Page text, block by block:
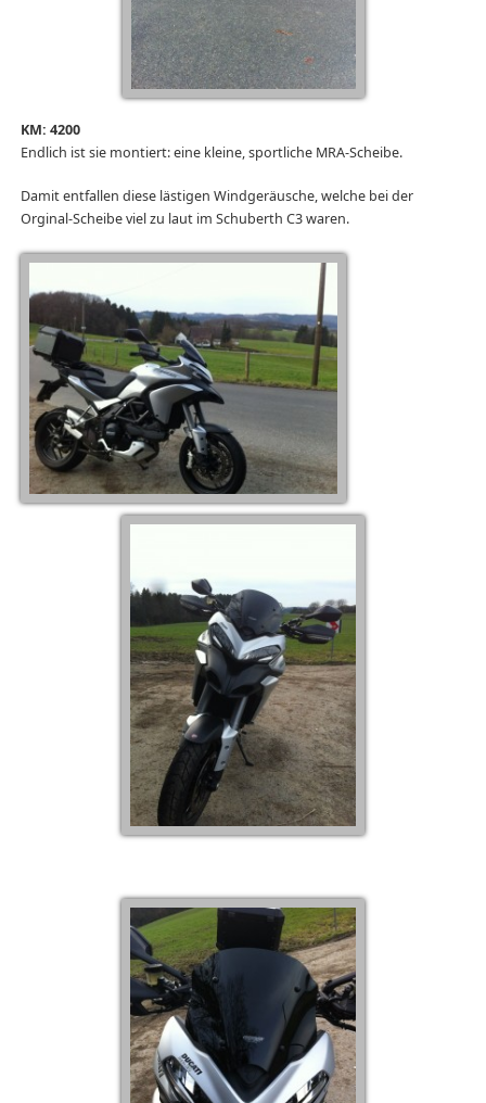
KM: 4200
Endlich ist sie montiert: eine kleine, sportliche MRA-Scheibe.
Damit entfallen diese lästigen Windgeräusche, welche bei der
Orginal-Scheibe viel zu laut im Schuberth C3 waren.